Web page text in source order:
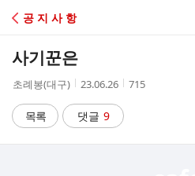
C
공 지 사 항
사기꾼은
작
자
초례봉(대구)
작
시
간
23.06.26
조
715
목록 댓글 9